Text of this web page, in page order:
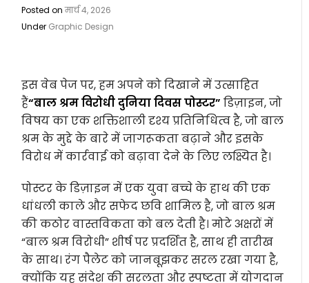
Posted onमार्च 4, 2026
Under Graphic Design
इस वेब पेज पर, हम अपने को दिखाने में उत्साहित
हैं“बाल श्रम विरोधी दुनिया दिवस पोस्टर” डिज़ाइन, जो
विषय का एक शक्तिशाली दृश्य प्रतिनिधित्व है, जो बाल
श्रम के मुद्दे के बारे में जागरूकता बढ़ाने और इसके
विरोध में कार्रवाई को बढ़ावा देने के लिए लक्ष्यित है।
पोस्टर के डिज़ाइन में एक युवा बच्चे के हाथ की एक
धांधली काले और सफेद छवि शामिल है, जो बाल श्रम
की कठोर वास्तविकता को बल देती है। मोटे अक्षरों में
“बाल श्रम विरोधी” शीर्ष पर प्रदर्शित है, साथ ही तारीख
के साथ। रंग पैलेट को जानबूझकर सरल रखा गया है,
क्योंकि यह संदेश की सरलता और स्पष्टता में योगदान